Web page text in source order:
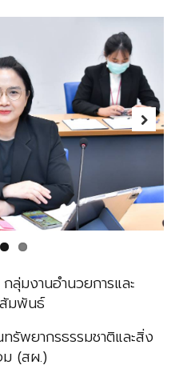
Next
กลุ่มงานอำนวยการและ
มพันธ์
รัพยากรธรรมชาติและสิ่ง
(สผ.)